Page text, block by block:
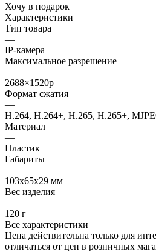
Хочу в подарок
Характеристики
Тип товара
—
IP-камера
Максимальное разрешение
—
2688×1520p
Формат сжатия
—
H.264, H.264+, H.265, H.265+,
Материал
—
Пластик
Габариты
—
103x65x29 мм
Вес изделия
—
120 г
Все характеристики
Цена действительна только для
отличаться от цен в розничных